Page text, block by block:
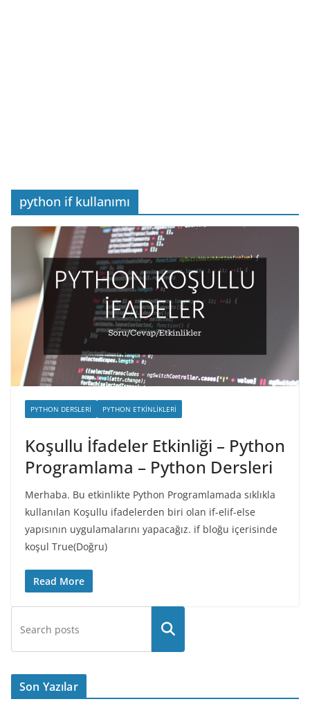
python if kullanımı
PYTHON DERSLERI PYTHON ETKINLIKLERI
Koşullu İfadeler Etkinliği – Python
Programlama – Python Dersleri
Merhaba. Bu etkinlikte Python Programlamada sıklıkla
kullanılan Koşullu ifadelerden biri olan if-elif-else
yapısının uygulamalarını yapacağız. if bloğu içerisinde
koşul True(Doğru)
Read More
Son Yazılar